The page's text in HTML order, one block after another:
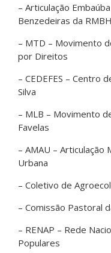
– Articulação
Benzedeiras da RMBH
– MTD – Movimento
por Direitos
– CEDEFES – Centro
Silva
– MLB – Movimento
Favelas
– AMAU –
Urbana
– Coletivo de
– Comissão Pastoral
– RENAP – Rede
Populares